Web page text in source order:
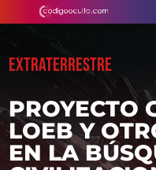
EXTRATERRESTRE
PROYECTO
LOEB Y
EN LA